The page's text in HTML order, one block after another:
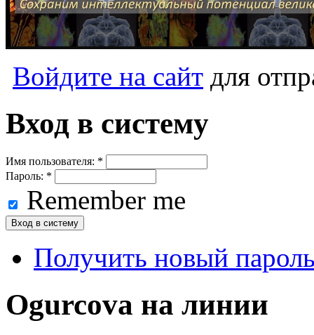
Войдите на сайт для
Вход в систему
Имя пользователя: *
Пароль: *
Remember me
Получить новый
Ogurcova на линии